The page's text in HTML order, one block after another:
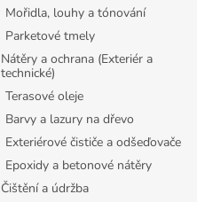
Mořidla, louhy a tónování
Parketové tmely
Nátěry a ochrana (Exteriér a
technické)
Terasové oleje
Barvy a lazury na dřevo
Exteriérové čističe a odšeďovače
Epoxidy a betonové nátěry
Čištění a údržba